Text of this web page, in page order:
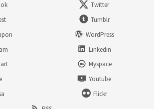
Twitter
Tumblr
WordPress
Linkedin
Myspace
Youtube
Flickr